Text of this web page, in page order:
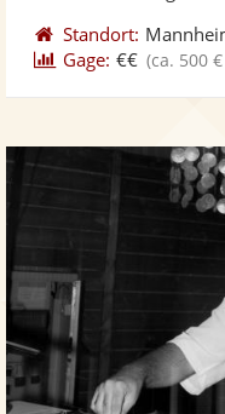
Standort:
Gage: €€ (ca. 500